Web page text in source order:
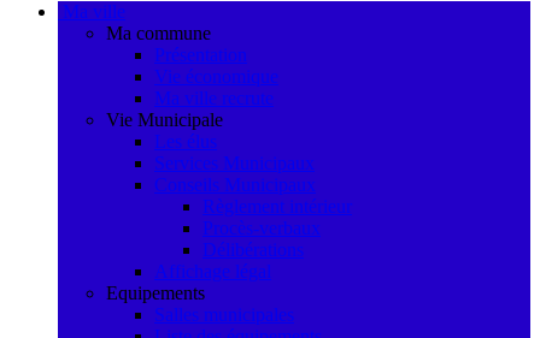
Ma ville
Ma commune
Présentation
Vie économique
Ma ville recrute
Vie Municipale
Les élus
Services Municipaux
Conseils Municipaux
Règlement intérieur
Procès-verbaux
Délibérations
Affichage légal
Equipements
Salles municipales